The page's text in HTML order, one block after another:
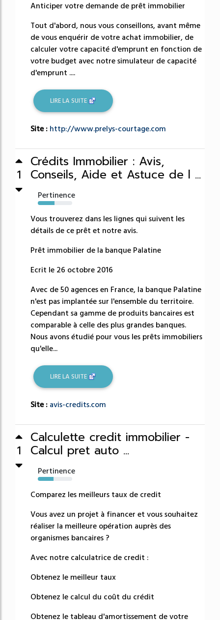
Anticiper votre demande de prêt immobilier
Tout d'abord, nous vous conseillons, avant même
de vous enquérir de votre achat immobilier, de
calculer votre capacité d'emprunt en fonction de
votre budget avec notre simulateur de capacité
d'emprunt ....
LIRE LA SUITE
Site : http://www.prelys-courtage.com
1
Crédits Immobilier : Avis,
Conseils, Aide et Astuce de l ...
Pertinence
49%
Vous trouverez dans les lignes qui suivent les
détails de ce prêt et notre avis.
Prêt immobilier de la banque Palatine
Ecrit le 26 octobre 2016
Avec de 50 agences en France, la banque Palatine
n'est pas implantée sur l'ensemble du territoire.
Cependant sa gamme de produits bancaires est
comparable à celle des plus grandes banques.
Nous avons étudié pour vous les prêts immobiliers
qu'elle...
LIRE LA SUITE
Site : avis-credits.com
1
Calculette credit immobilier -
Calcul pret auto ...
Pertinence
46%
Comparez les meilleurs taux de credit
Vous avez un projet à financer et vous souhaitez
réaliser la meilleure opération auprès des
organismes bancaires ?
Avec notre calculatrice de credit :
Obtenez le meilleur taux
Obtenez le calcul du coût du crédit
Obtenez le tableau d'amortissement de votre